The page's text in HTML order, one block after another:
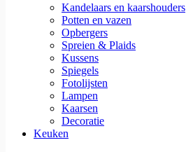
Kandelaars en kaarshouders
Potten en vazen
Opbergers
Spreien & Plaids
Kussens
Spiegels
Fotolijsten
Lampen
Kaarsen
Decoratie
Keuken